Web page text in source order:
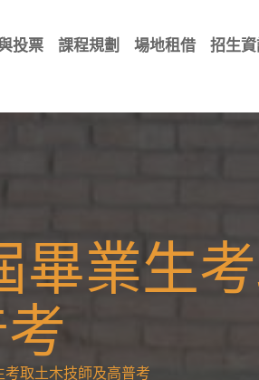
投票 課程規劃 場地租借 招生
畢業生
考取土木技師及高普考